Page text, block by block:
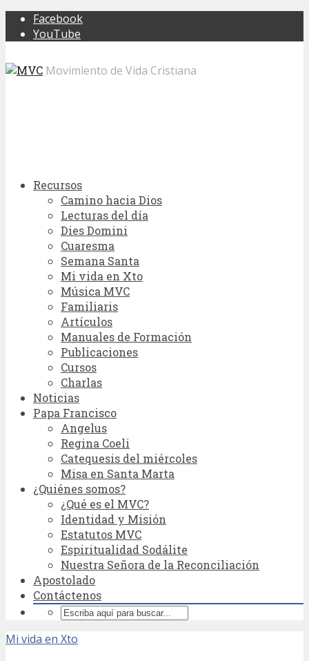
Facebook
YouTube
Movimiento de Vida Cristiana
Recursos
Camino hacia Dios
Lecturas del día
Dies Domini
Cuaresma
Semana Santa
Mi vida en Xto
Música MVC
Familiaris
Artículos
Manuales de Formación
Publicaciones
Cursos
Charlas
Noticias
Papa Francisco
Angelus
Regina Coeli
Catequesis del miércoles
Misa en Santa Marta
¿Quiénes somos?
¿Qué es el MVC?
Identidad y Misión
Estatutos MVC
Espiritualidad Sodálite
Nuestra Señora de la Reconciliación
Apostolado
Contáctenos
Mi vida en Xto